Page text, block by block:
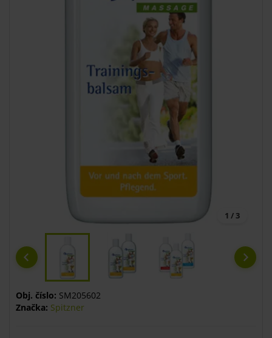
1 / 3
Obj. číslo: SM205602
Značka: Spitzner